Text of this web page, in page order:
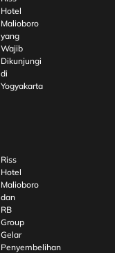
Hotel
Malioboro
yang
Wajib
Dikunjungi
di
Yogyakarta
Riss
Hotel
Malioboro
dan
RB
Group
Gelar
Penyembelihan